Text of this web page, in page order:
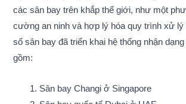
các sân bay trên khắp thế giới, như một
cường an ninh và hợp lý hóa quy trình xử lý
số sân bay đã triển khai hệ thống nhận
gồm:
Sân bay Changi ở Singapore